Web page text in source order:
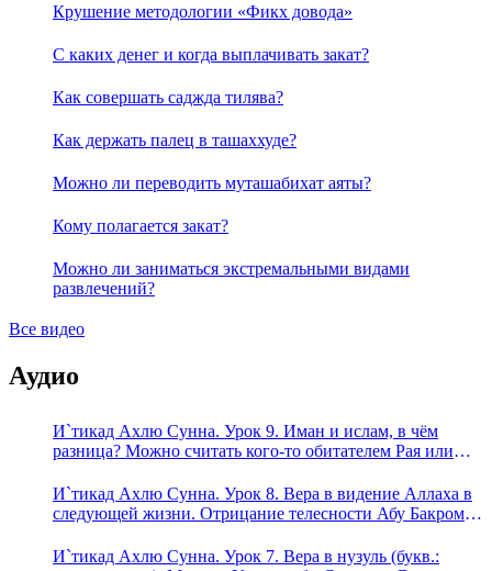
Крушение методологии «Фикх довода»
С каких денег и когда выплачивать закат?
Как совершать саджда тилява?
Как держать палец в ташаххуде?
Можно ли переводить муташабихат аяты?
Кому полагается закат?
Можно ли заниматься экстремальными видами
развлечений?
Все видео
Аудио
И`тикад Ахлю Сунна. Урок 9. Иман и ислам, в чём
разница? Можно считать кого-то обитателем Рая или
И`тикад Ахлю Сунна. Урок 8. Вера в видение Аллаха в
следующей жизни. Отрицание телесности Абу Бакром
ибн Саида ад-Дарими. Иман – это слова, дела и
И`тикад Ахлю Сунна. Урок 7. Вера в нузуль (букв.: